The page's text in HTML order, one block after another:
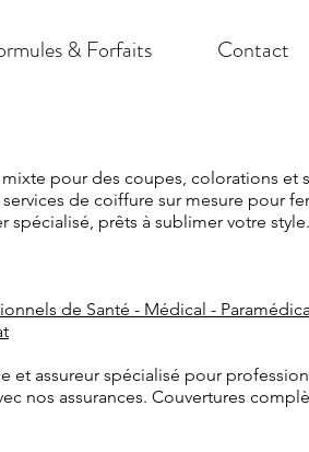
& Forfaits Contact
pour des coupes, colorations et
de coiffure sur mesure pour
spécialisé, prêts à sublimer votre style.
de Santé - Médical -
assureur spécialisé pour
nos assurances. Couvertures